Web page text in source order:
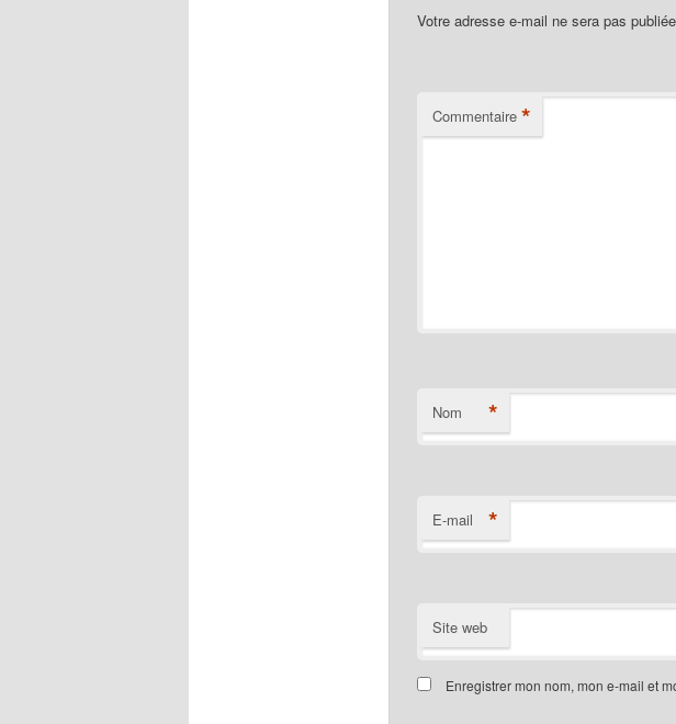
Votre adresse e-mail ne sera pas
Commentaire *
Nom *
E-mail *
Site web
Enregistrer mon nom, mon e-mail et